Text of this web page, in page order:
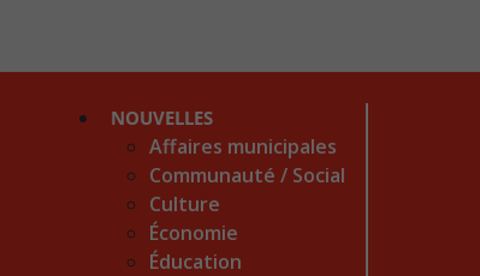
NOUVELLES
Affaires municipales
Communauté / Social
Culture
Économie
Éducation